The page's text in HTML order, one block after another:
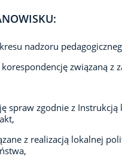
nadzoru
związaną z
spraw zgodnie z Instrukcją
z realizacją lokalnej